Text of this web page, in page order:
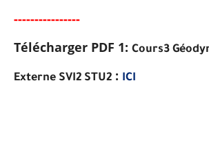
----------------
Télécharger PDF 1: Cours3
Externe SVI2 STU2 : ICI